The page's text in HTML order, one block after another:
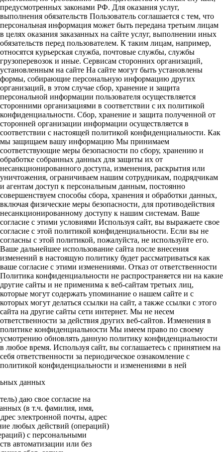
предусмотренных законами РФ. Для оказания услуг,
выполнения обязательств Пользователь соглашается с тем, что
персональная информация может быть передана третьим лицам
в целях оказания заказанных на сайте услуг, выполнении иных
обязательств перед пользователем. К таким лицам, например,
относятся курьерская служба, почтовые службы, службы
грузоперевозок и иные. Сервисам сторонних организаций,
установленным на сайте На сайте могут быть установлены
формы, собирающие персональную информацию других
организаций, в этом случае сбор, хранение и защита
персональной информации пользователя осуществляется
сторонними организациями в соответствии с их политикой
конфиденциальности. Сбор, хранение и защита полученной от
сторонней организации информации осуществляется в
соответствии с настоящей политикой конфиденциальности. Как
мы защищаем вашу информацию Мы принимаем
соответствующие меры безопасности по сбору, хранению и
обработке собранных данных для защиты их от
несанкционированного доступа, изменения, раскрытия или
уничтожения, ограничиваем нашим сотрудникам, подрядчикам
и агентам доступ к персональным данным, постоянно
совершенствуем способы сбора, хранения и обработки данных,
включая физические меры безопасности, для противодействия
несанкционированному доступу к нашим системам. Ваше
согласие с этими условиями Используя сайт, вы выражаете свое
согласие с этой политикой конфиденциальности. Если вы не
согласны с этой политикой, пожалуйста, не используйте его.
Ваше дальнейшее использование сайта после внесения
изменений в настоящую политику будет рассматриваться как
ваше согласие с этими изменениями. Отказ от ответственности
Политика конфиденциальности не распространяется ни на какие
другие сайты и не применима к веб-сайтам третьих лиц,
которые могут содержать упоминание о нашем сайте и с
которых могут делаться ссылки на сайт, а также ссылки с этого
сайта на другие сайты сети интернет. Мы не несем
ответственности за действия других веб-сайтов. Изменения в
политике конфиденциальности Мы имеем право по своему
усмотрению обновлять данную политику конфиденциальности
в любое время. Используя сайт, вы соглашаетесь с принятием на
себя ответственности за периодическое ознакомление с
политикой конфиденциальности и изменениями в ней
данных
даю свое согласие на
(в т.ч. фамилия, имя,
электронной почты, адрес
любых действий (операций)
с персональными
автоматизации или без